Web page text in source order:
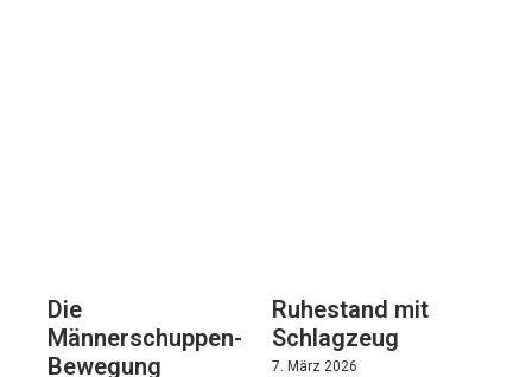
Die
Männerschuppen-
Bewegung
Ruhestand mit
Schlagzeug
7. März 2026